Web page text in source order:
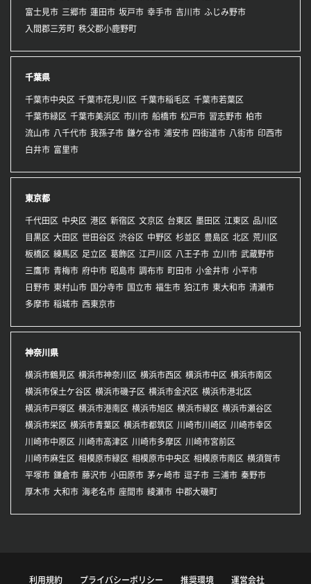
富士見市 三郷市 蓮田市 坂戸市 幸手市 吉川市 ふじみ野市
入間郡三芳町 秩父郡小鹿野町
千葉県
千葉市中央区 千葉市花見川区 千葉市稲毛区 千葉市若葉区
千葉市緑区 千葉市美浜区 市川市 船橋市 松戸市 習志野市 柏市
流山市 八千代市 我孫子市 鎌ケ谷市 浦安市 四街道市 八街市 印西市
白井市 富里市
東京都
千代田区 中央区 港区 新宿区 文京区 台東区 墨田区 江東区 品川区
目黒区 大田区 世田谷区 渋谷区 中野区 杉並区 豊島区 北区 荒川区
板橋区 練馬区 足立区 葛飾区 江戸川区 八王子市 立川市 武蔵野市
三鷹市 青梅市 府中市 昭島市 調布市 町田市 小金井市 小平市
日野市 東村山市 国分寺市 国立市 福生市 狛江市 東大和市 清瀬市
多摩市 稲城市 西東京市
神奈川県
横浜市鶴見区 横浜市神奈川区 横浜市西区 横浜市中区 横浜市南区
横浜市保土ケ谷区 横浜市磯子区 横浜市金沢区 横浜市港北区
横浜市戸塚区 横浜市港南区 横浜市旭区 横浜市緑区 横浜市瀬谷区
横浜市栄区 横浜市青葉区 横浜市都筑区 川崎市川崎区 川崎市幸区
川崎市中原区 川崎市高津区 川崎市多摩区 川崎市宮前区
川崎市麻生区 相模原市緑区 相模原市中央区 相模原市南区 横須賀市
平塚市 鎌倉市 藤沢市 小田原市 茅ヶ崎市 逗子市 三浦市 秦野市
厚木市 大和市 海老名市 座間市 綾瀬市 中郡大磯町
利用規約 プライバシーポリシー 推奨環境 運営会社